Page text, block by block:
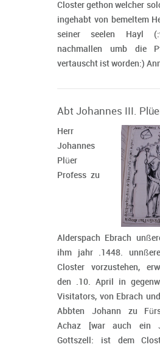
Closter gethon welcher
ingehabt von bemeltem
seiner seelen Hayl
nachmallen umb die
vertauscht ist worden:)
Abt Johannes III.
Herr
Johannes
Plüer
Profess zu
Alderspach Ebrach
ihm jahr .1448.
Closter vorzustehen,
den .10. April in
Visitators, von Ebrach
Abbten Johann zu
Achaz [war auch ein
Gottszell: ist dem